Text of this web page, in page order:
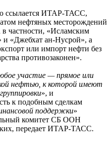
ссылается ИТАР-ТАСС,
нефтяных месторождений
частности, «Исламским
и «Джебхат ан-Нусрой», а
или импорт нефти без
противозаконен».
участие — прямое или
нефтью, к которой имеют
», и
к подобным сделкам
поддержки»
комитет СБ ООН
передает ИТАР-ТАСС.